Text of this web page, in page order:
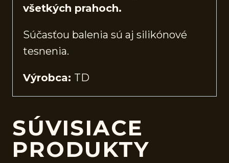
všetkých prahoch.
Súčasťou balenia sú aj silikónové
tesnenia.
Výrobca: TD
SÚVISIACE
PRODUKTY